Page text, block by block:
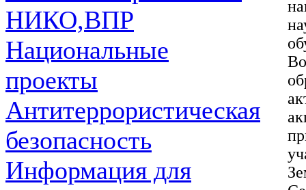
НИКО,ВПР
Национальные
проекты
Антитеррористическая
безопасность
Информация для